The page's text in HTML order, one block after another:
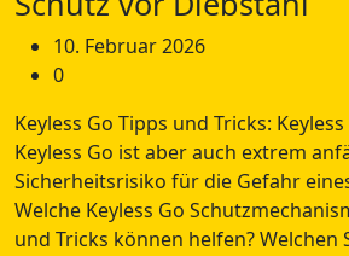
10. Februar 2026
0
Keyless Go Tipps und Tricks:
Keyless Go ist aber auch extrem
Sicherheitsrisiko für die Gefahr
Welche Keyless Go
und Tricks können helfen? Welchen